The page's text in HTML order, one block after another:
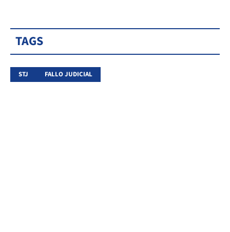
TAGS
STJ FALLO JUDICIAL